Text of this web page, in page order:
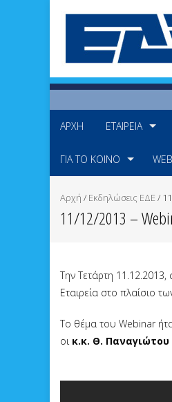
ΑΡΧΉ ΕΤΑΙΡΕΊΑ
ΓΙΑ ΤΟ ΚΟΙΝΌ
Αρχή / Εκδηλώσεις ΕΔΕ/
11/12/2013 –
Την Τετάρτη
Εταιρεία στο πλαίσιο
Το θέμα του Webinar
οι κ.κ. Θ.